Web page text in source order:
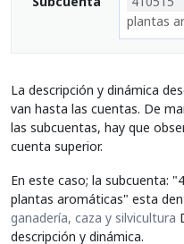
plantas
La descripción y dinámica
van hasta las cuentas. De
las subcuentas, hay que
cuenta superior.
En este caso; la subcuenta:
plantas aromáticas" esta
ganadería, caza y silvicultura
descripción y dinámica.